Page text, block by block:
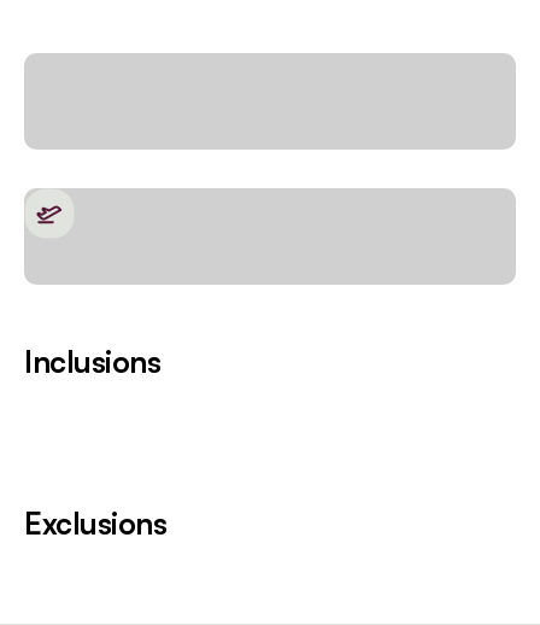
Inclusions
Exclusions